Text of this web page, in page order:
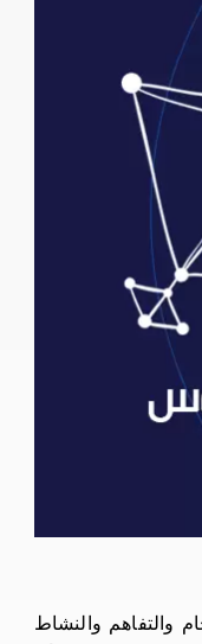
والتفاهم والنشاط